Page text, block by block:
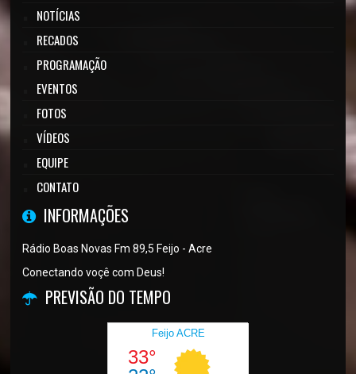
NOTÍCIAS
RECADOS
PROGRAMAÇÃO
EVENTOS
FOTOS
VÍDEOS
EQUIPE
CONTATO
INFORMAÇÕES
Rádio Boas Novas Fm 89,5 Feijo - Acre
Conectando voçê com Deus!
PREVISÃO DO TEMPO